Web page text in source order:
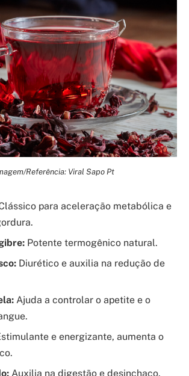
Referência: Viral Sapo Pt
para aceleração metabólica e
Potente termogênico natural.
Diurético e auxilia na redução de
Ajuda a controlar o apetite e o
e energizante, aumenta o
Auxilia na digestão e desinchaço.